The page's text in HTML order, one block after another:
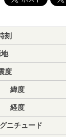
刻
度
緯度
経度
ニチュード